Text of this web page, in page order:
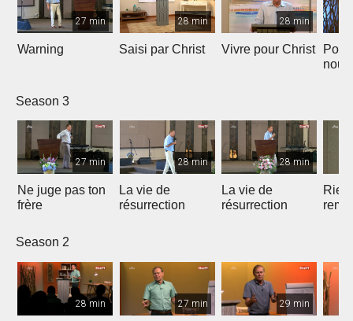
27 min
Warning
28 min
Saisi par Christ
28 min
Vivre pour Christ
Season 3
27 min
Ne juge pas ton
frère
28 min
La vie de
résurrection
28 min
La vie de
résurrection
Rien
Season 2
28 min 27 min 29 min